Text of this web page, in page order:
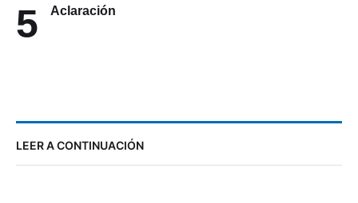
5 Aclaración
LEER A CONTINUACIÓN